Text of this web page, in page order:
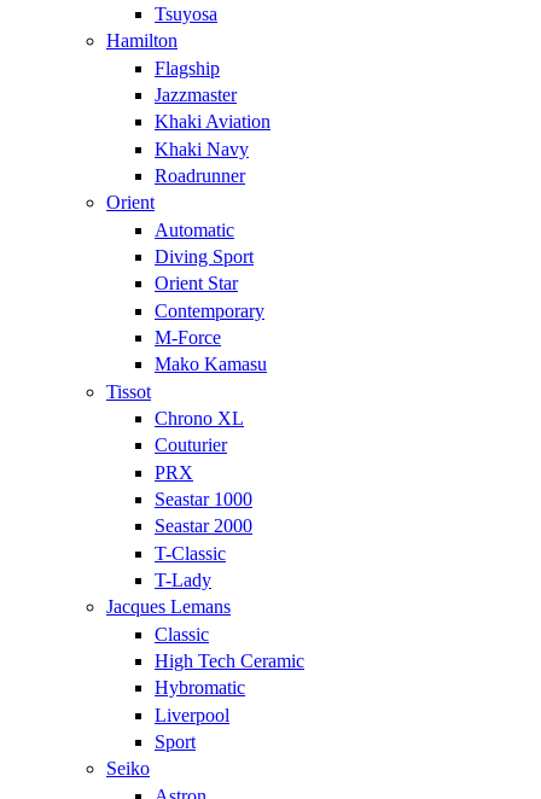
Tsuyosa
Hamilton
Flagship
Jazzmaster
Khaki Aviation
Khaki Navy
Roadrunner
Orient
Automatic
Diving Sport
Orient Star
Contemporary
M-Force
Mako Kamasu
Tissot
Chrono XL
Couturier
PRX
Seastar 1000
Seastar 2000
T-Classic
T-Lady
Jacques Lemans
Classic
High Tech Ceramic
Hybromatic
Liverpool
Sport
Seiko